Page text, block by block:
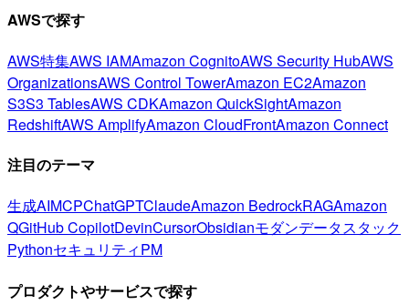
AWSで探す
AWS特集AWS IAMAmazon CognitoAWS Security HubAWS
OrganizationsAWS Control TowerAmazon EC2Amazon
S3S3 TablesAWS CDKAmazon QuickSightAmazon
RedshiftAWS AmplifyAmazon CloudFrontAmazon Connect
注目のテーマ
生成AIMCPChatGPTClaudeAmazon BedrockRAGAmazon
QGitHub CopilotDevinCursorObsidianモダンデータスタック
PythonセキュリティPM
プロダクトやサービスで探す